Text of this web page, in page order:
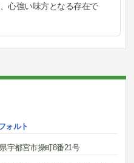
心強い味方となる存在で
ォルト
宇都宮市操町8番21号